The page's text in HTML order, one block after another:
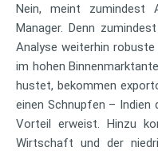
Nein, meint zumindest
Manager. Denn
Analyse weiterhin robuste
im hohen
hustet, bekommen
einen Schnupfen – Indien
Vorteil erweist. Hinzu
Wirtschaft und der